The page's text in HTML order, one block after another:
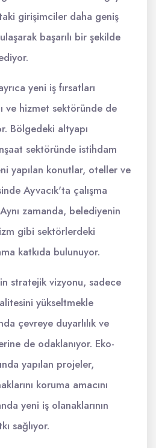
girişimciler daha geniş
başarılı bir şekilde
yeni iş fırsatları
ve hizmet sektöründe de
Bölgedeki altyapı
sektöründe istihdam
yapılan konutlar, oteller ve
Ayvacık'ta çalışma
zamanda, belediyenin
gibi sektörlerdeki
katkıda bulunuyor.
stratejik vizyonu, sadece
yükseltmekle
çevreye duyarlılık ve
de odaklanıyor. Eko-
yapılan projeler,
koruma amacını
yeni iş olanaklarının
sağlıyor.